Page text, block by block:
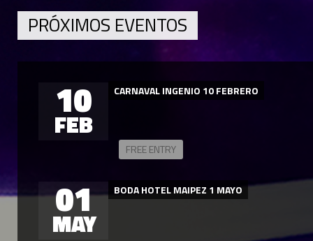
PRÓXIMOS EVENTOS
10
FEB
CARNAVAL INGENIO 10 FEBRERO
FREE ENTRY
01
MAY
BODA HOTEL MAIPEZ 1 MAYO